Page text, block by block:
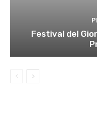
Festival del